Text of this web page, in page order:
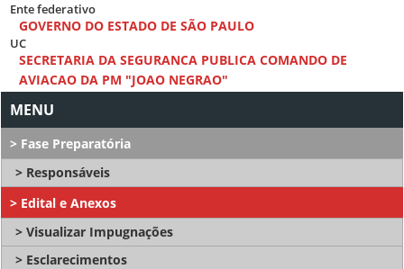
Ente federativo
GOVERNO DO ESTADO DE SÃO PAULO
UC
SECRETARIA DA SEGURANCA PUBLICA COMANDO DE
AVIACAO DA PM "JOAO NEGRAO"
Fase Preparatória
Responsáveis
Edital e Anexos
Visualizar Impugnações
Esclarecimentos